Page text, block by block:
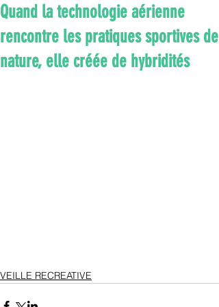
Quand la technologie aérienne
rencontre les pratiques sportives de
nature, elle créée de hybridités
VEILLE RECREATIVE